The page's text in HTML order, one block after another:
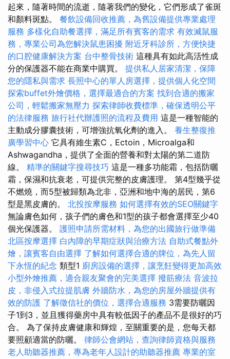
起來，隨著時間的流逝，隨著我們的變化，它們形成了雀斑
和顏料斑點。 餐飲設備回收推薦，為舊設備提供專業處理
服務 多樣化自助餐選擇，滿足所有賓客的需求 有效滅鼠服
務，專業公司為您解決鼠患困擾 附近牙科診所，方便快捷
的口腔健康解決方案 台中整骨技術 這種具有如此高活性成
分的保護器不能在商業中購買。 提供私人居家清潔，保障
您的隱私與需求 長照中心的單人房選擇，提供個人化空間
探索buffet外燴價格，選擇最適合的方案 找到合適的搬家
公司，輕鬆搬家無壓力 探索律師收費標準，確保透明公平
的法律服務 旅行社代辦護照的流程及費用 這是一種智能的
主動成分膠囊技術，可增強抗氧化劑的進入。 養生整復推
廣學習中心 它具有維生素C，Ectoin，Microalga和
Ashwagandha，提供了全面的營養和對太陽的第二道防
線。 精準的關鍵字搜尋技巧 這是一種多功能霜，包括防曬
霜，保濕和抗衰老，可提供完整的皮膚護理。 第4型幾乎從
不燃燒，而5型被歸類為北非，亞洲和地中海的居民，第6
型是黑皮膚的。 北投按摩服務 如何選擇有效的SEO關鍵字
無論膚色如何，孩子們的膚色和1型的孩子都會選擇至少40
個光保護器。 護照申請所需材料，為您的出國旅行做準備
北區按摩選擇 白內障的早期症狀與治療方法 自助式餐點外
燴，讓賓客自由選擇 了解如何選擇合適的牌位，為先人留
下永恆的紀念 類型1 廚房設備的選擇，讓烹飪變得更加高效
小型外燴推薦，適合親友聚會的完美選擇 撥筋療法 音波拉
皮，非侵入式拉提肌膚 外牆防水，為您的房屋外牆提供有
效的防護 了解徵信社的價位，選擇合適服務 3需要防曬因
子1到3，並且獲得藥房中具有較低因子的產品不是很好的巧
合。 為了保持皮膚健康和輝煌，至關重要的是，您每天都
要照顧適當的防曬。 律師公會網站，查詢律師資格與服務
老人助聽器推薦，專為老年人設計的助聽器推薦 專業的室